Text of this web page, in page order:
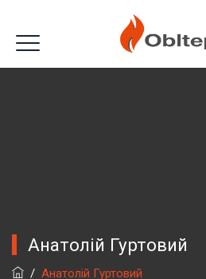
Анатолій Гуртовий
/Анатолій Гуртовий